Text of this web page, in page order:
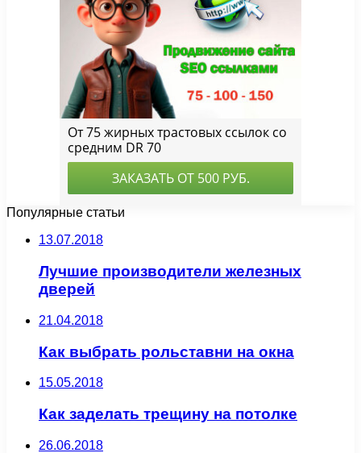
Популярные статьи
13.07.2018
Лучшие производители железных
дверей
21.04.2018
Как выбрать рольставни на окна
15.05.2018
Как заделать трещину на потолке
26.06.2018